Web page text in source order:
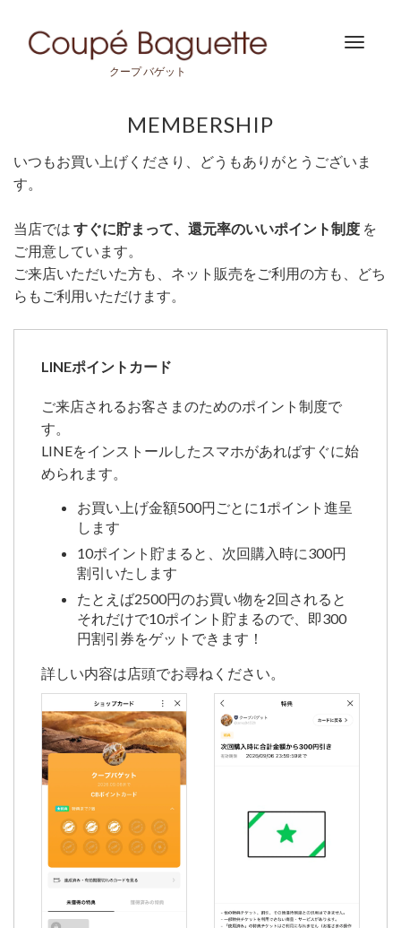
クープ バゲット
Toggle
MEMBERSHIP
いつもお買い上げくださり、どうもありがとうございま
す。
当店では すぐに貯まって、還元率のいいポイント制度 を
ご用意しています。
ご来店いただいた方も、ネット販売をご利用の方も、どち
らもご利用いただけます。
LINEポイントカード
ご来店されるお客さまのためのポイント制度で
す。
LINEをインストールしたスマホがあればすぐに始
められます。
お買い上げ金額500円ごとに1ポイント進呈
します
10ポイント貯まると、次回購入時に300円
割引いたします
たとえば2500円のお買い物を2回されると
それだけで10ポイント貯まるので、即300
円割引券をゲットできます！
詳しい内容は店頭でお尋ねください。